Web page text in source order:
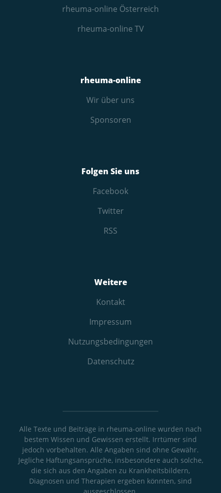
rheuma-online Österreich
rheuma-online TV
rheuma-online
Wir über uns
Sponsoren
Folgen Sie uns
Facebook
Twitter
RSS
Weitere
Kontakt
Impressum
Nutzungs­bedingungen
Datenschutz
Alle Texte und Beiträge in rheuma-online wurden nach
bestem Wissen und Gewissen erstellt. Irrtümer sind
jedoch vorbehalten. Alle Angaben sind ohne Gewähr.
Jegliche Haftungsansprüche, insbesondere auch solche,
die sich aus den Angaben zu Krankheitsbildern,
Diagnosen und Therapien ergeben könnten, sind